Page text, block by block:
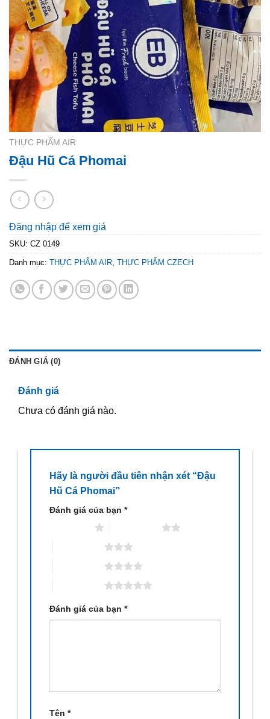
THỰC PHẨM AIR
Đậu Hũ Cá Phomai
Đăng nhập để xem giá
SKU: CZ 0149
Danh mục: THỰC PHẨM AIR THỰC PHẨM CZECH
ĐÁNH GIÁ (0)
Đánh giá
Chưa có đánh giá nào.
Hãy là người đầu tiên nhận xét “Đậu
Hũ Cá Phomai”
Đánh giá của bạn *
Đánh giá của bạn *
Tên *